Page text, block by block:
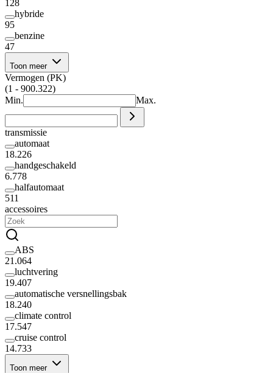
128
hybride
95
benzine
47
Toon meer
Vermogen (PK)
(1 - 900.322)
Min.
Max.
transmissie
automaat
18.226
handgeschakeld
6.778
halfautomaat
511
accessoires
ABS
21.064
luchtvering
19.407
automatische versnellingsbak
18.240
climate control
17.547
cruise control
14.733
Toon meer